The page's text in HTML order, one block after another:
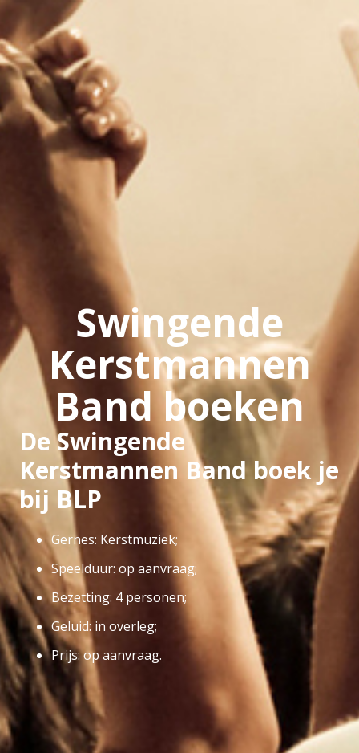
Swingende
Kerstmannen
Band boeken
De Swingende
Kerstmannen Band boek je
bij BLP
Gernes: Kerstmuziek;
Speelduur: op aanvraag;
Bezetting: 4 personen;
Geluid: in overleg;
Prijs: op aanvraag.